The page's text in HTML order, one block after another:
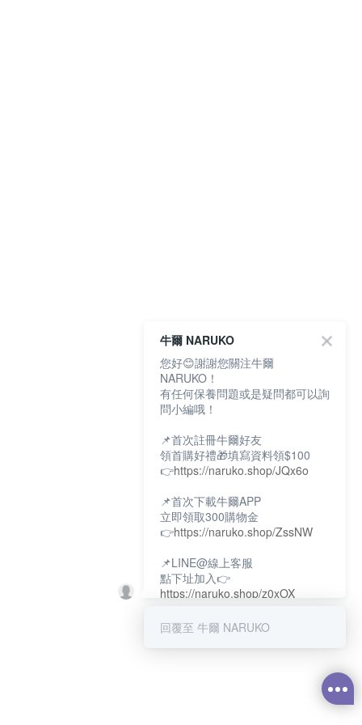
牛爾 NARUKO
您好😊謝謝您關注牛爾
NARUKO！
有任何保養問題或是疑問都可以詢
問小編哦！
📌首次註冊牛爾好友
領首購好禮🎁填寫資料領$100
👉https://naruko.shop/JQx6o
📌首次下載牛爾APP
立即領取300購物金
👉https://naruko.shop/ZssNW
📌LINE@線上客服
點下址加入👉
https://naruko.shop/z0xOX
📌電話客服：02-26581707
回覆至 牛爾 NARUKO